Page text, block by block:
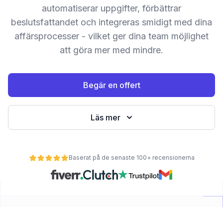
automatiserar uppgifter, förbättrar
beslutsfattandet och integreras smidigt med dina
affärsprocesser - vilket ger dina team möjlighet
att göra mer med mindre.
Begär en offert
Läs mer
Baserat på de senaste 100+ recensionerna